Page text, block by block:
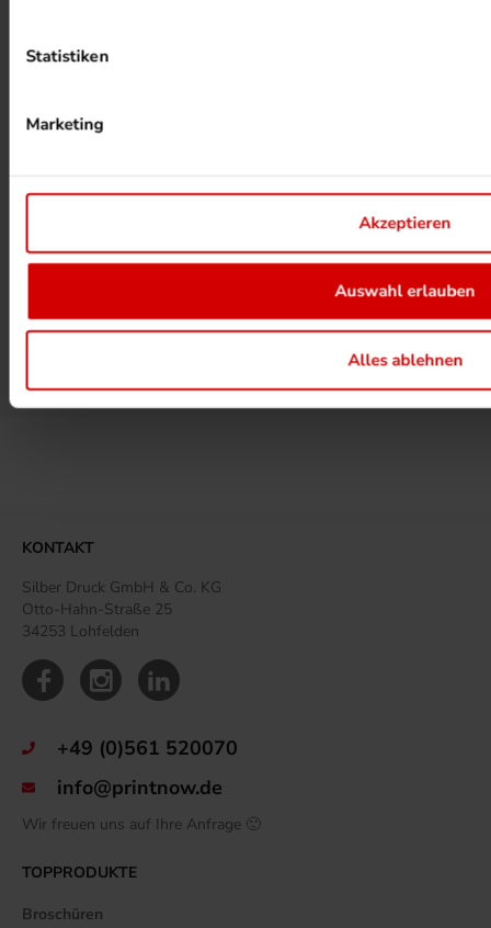
Statistiken
Marketing
Akzeptieren
Auswahl erlauben
Alles ablehnen
KONTAKT
Silber Druck GmbH & Co. KG
Otto-Hahn-Straße 25
34253 Lohfelden
+49 (0)561 520070
info@printnow.de
Wir freuen uns auf Ihre Anfrage 🙂
TOPPRODUKTE
Broschüren